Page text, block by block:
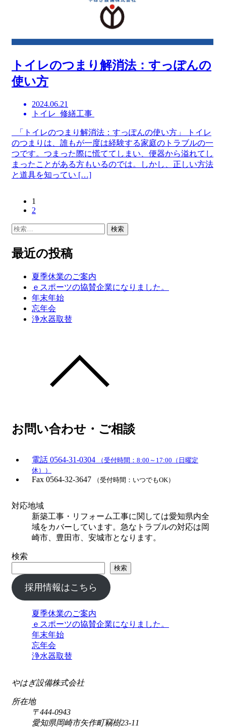
トイレのつまり解消法：すっぽんの
使い方
2024.06.21
トイレ 修繕工事
「トイレのつまり解消法：すっぽんの使い方」 トイレ
のつまりは、誰もが一度は経験する家庭のトラブルの一
つです。つまった際に慌ててしまい、便器から溢れてし
まったことがある方もいるのでは。しかし、正しい方法
と道具を知ってい […]
1
2
検
最近の投稿
夏季休業のご案内
ｅスポーツの協賛企業になりました。
年末年始
忘年会
浄水器取替
お問い合わせ・ご相談
電話 0564-31-0304
（受付時間：8:00～17:00（日曜定
休））
Fax 0564-32-3647 （受付時間：いつでもOK）
対応地域
新築工事・リフォーム工事に関しては愛知県内全
域をカバーしています。急なトラブルの対応は岡
崎市、豊田市、安城市となります。
検索
検索
採用情報はこちら
夏季休業のご案内
ｅスポーツの協賛企業になりました。
年末年始
忘年会
浄水器取替
やはぎ設備株式会社
所在地
〒444-0943
愛知県岡崎市矢作町竊樹23-11